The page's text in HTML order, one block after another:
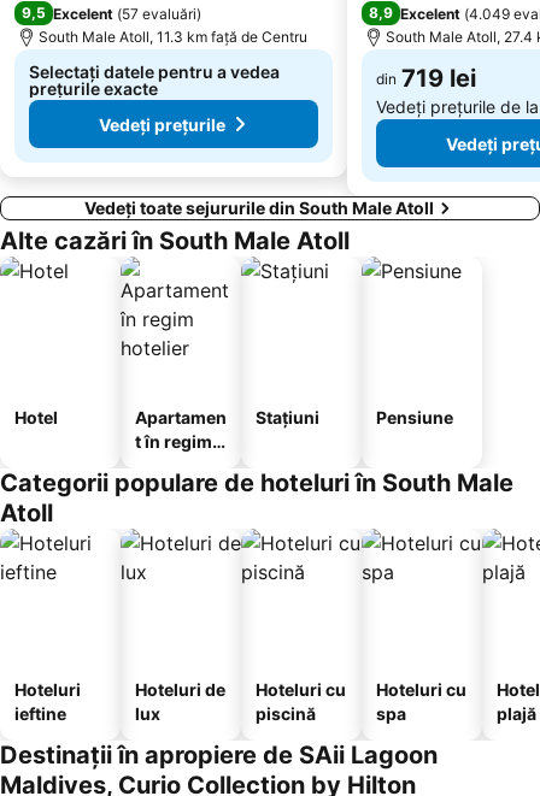
9,5 Excelent (57 evaluări)
South Male Atoll, 11.3 km faţă de Centru
Selectați datele pentru a vedea
prețurile exacte
Vedeți prețurile
8,9 Excelent (4.049
South Male Atoll, 27.4
din 719 lei
Vedeți prețurile de
Vedeți
Vedeți toate sejururile din South Male Atoll
Alte cazări în South Male Atoll
Hotel
Apartamen
t în regim
Stațiuni Pensiune
Categorii populare de hoteluri în South Male
Atoll
Hoteluri
ieftine
Hoteluri de
lux
Hoteluri cu
piscină
Hoteluri cu
spa
plajă
Destinații în apropiere de SAii Lagoon
Maldives, Curio Collection by Hilton